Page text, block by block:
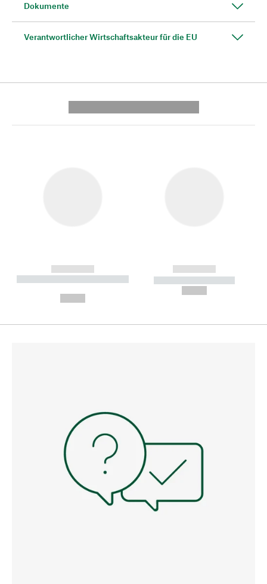
Dokumente
Verantwortlicher Wirtschaftsakteur für die EU
------------
----------- ----------- --------
------------
----------- -----------